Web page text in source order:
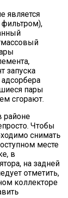
является
запуска
пары
сгорают.
районе
Чтобы
снимать
месте
в
на задней
отметить,
коллекторе